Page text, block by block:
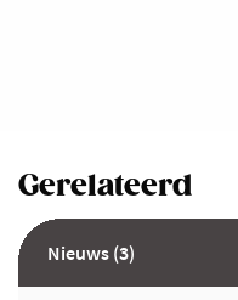
Gerelateerd
Nieuws (3)